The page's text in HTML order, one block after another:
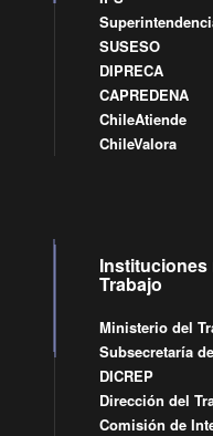
SUSESO
DIPRECA
CAPREDENA
ChileAtiende
ChileValora
Instituciones
Trabajo
Ministerio del
Subsecretaría
DICREP
Dirección del
Comisión de